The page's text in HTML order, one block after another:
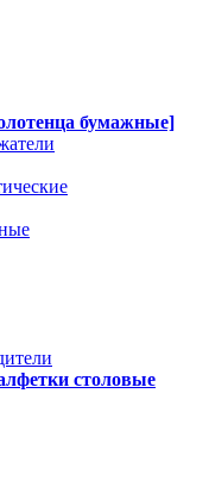
бумажные]
столовые